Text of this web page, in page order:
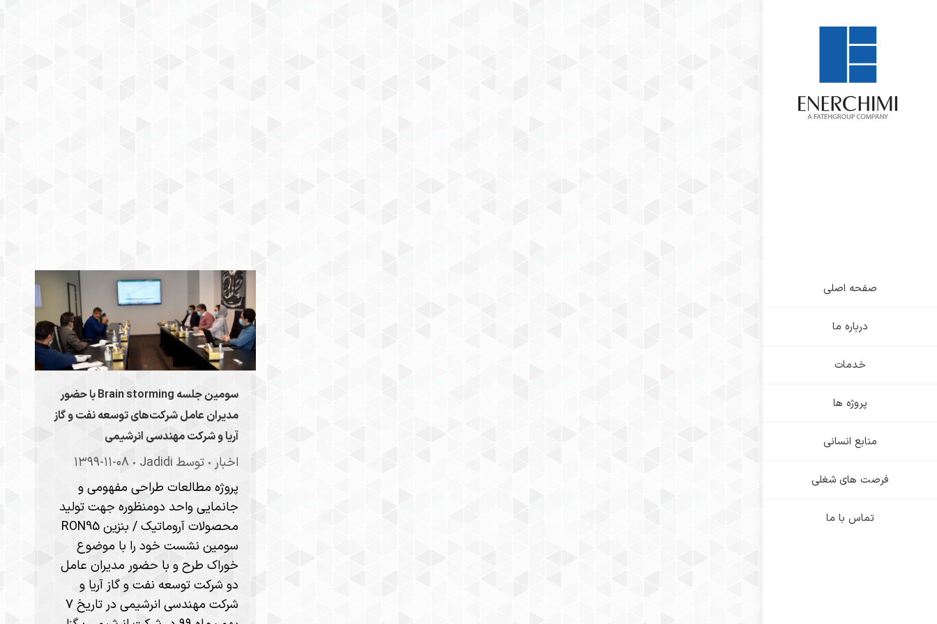
صفحه اصلی
درباره ما
خدمات
پروژه ها
منابع انسانی
فرصت های شغلی
تماس با ما
آرشیو
برچسب
ها:نفت و
گاز آریا
سومین جلسه Brain storming با حضور
مدیران عامل شرکت‌های توسعه نفت و گاز
آریا و شرکت مهندسی انرشیمی
اخبار توسط Jadidi ۱۳۹۹-۱۱-۰۸
پروژه مطالعات طراحی مفهومی و
جانمایی واحد دومنظوره جهت تولید
محصولات آروماتیک / بنزین RON95
سومین نشست خود را با موضوع
خوراک طرح و با حضور مدیران عامل
دو شرکت توسعه نفت و گاز آریا و
شرکت مهندسی انرشیمی در تاریخ ۷